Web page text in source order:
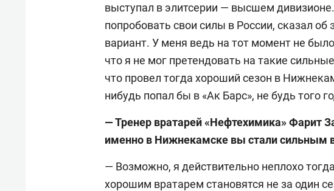
выступал в элитсерии — высшем
попробовать свои силы в России, сказал об
вариант. У меня ведь на тот момент не
что я не мог претендовать на такие
что провел тогда хороший сезон в
нибудь попал бы в «Ак Барс», не будь того
— Тренер вратарей «Нефтехимика» Фарит
именно в Нижнекамске вы стали сильным
— Возможно, я действительно неплохо
хорошим вратарем становятся не за один